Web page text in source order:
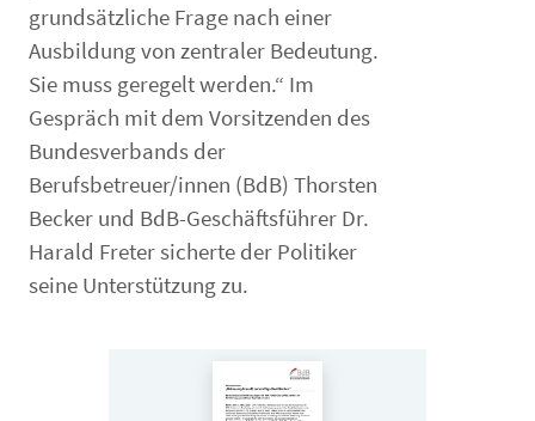
grundsätzliche Frage nach einer
Ausbildung von zentraler Bedeutung.
Sie muss geregelt werden.“ Im
Gespräch mit dem Vorsitzenden des
Bundesverbands der
Berufsbetreuer/innen (BdB) Thorsten
Becker und BdB-Geschäftsführer Dr.
Harald Freter sicherte der Politiker
seine Unterstützung zu.